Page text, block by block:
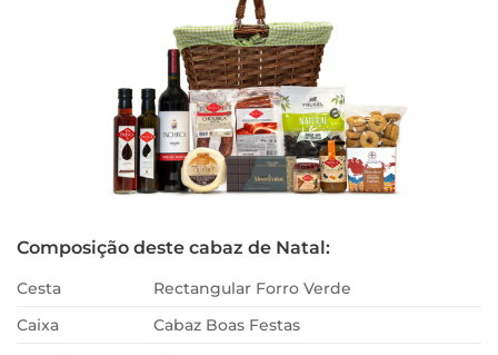
Composição deste cabaz de Natal:
Cesta
Rectangular Forro Verde
Caixa
Cabaz Boas Festas